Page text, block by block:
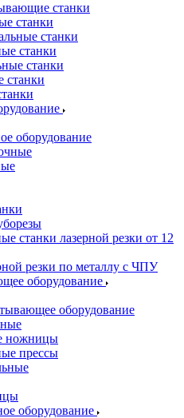
станки
станки
станки
станки
станки
станки
оборудование
станки лазерной резки от 12
резки по металлу с ЧПУ
оборудование
оборудование
ножницы
прессы
оборудование